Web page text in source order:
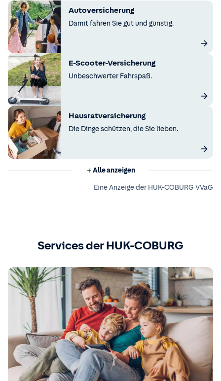
Autoversicherung
Damit fahren Sie gut und günstig.
E-Scooter-Versicherung
Unbeschwerter Fahrspaß.
Hausratversicherung
Die Dinge schützen, die Sie lieben.
Alle anzeigen
Eine Anzeige der HUK-COBURG VVaG
Services der HUK-COBURG